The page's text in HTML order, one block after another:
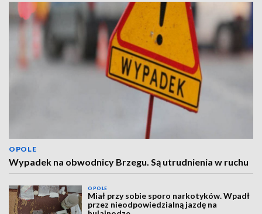
OPOLE
Wypadek na obwodnicy Brzegu. Są utrudnienia w ruchu
OPOLE
Miał przy sobie sporo narkotyków. Wpadł
przez nieodpowiedzialną jazdę na